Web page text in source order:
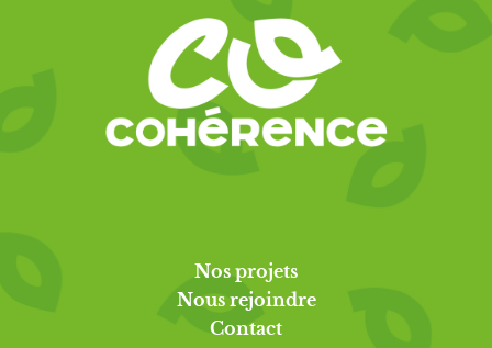
Nos projets
Nous rejoindre
Contact